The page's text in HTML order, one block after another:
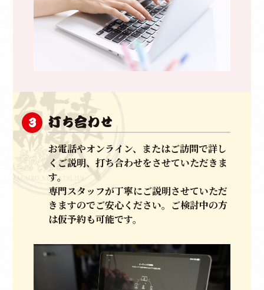
3 打ち合わせ
お電話やオンライン、またはご訪問で詳し
くご説明、打ち合わせをさせていただきま
す。
専門スタッフが丁寧にご説明させていただ
きますのでご安心ください。ご検討中の方
は仮予約も可能です。